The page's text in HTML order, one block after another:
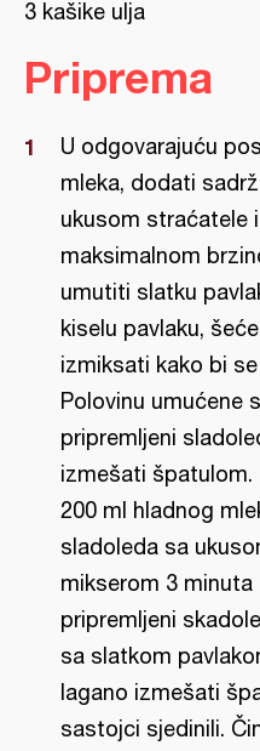
3 kašike ulja
Priprema
U odgovarajuću
mleka, dodati
ukusom straćatele
maksimalnom
umutiti slatku
kiselu pavlaku,
izmiksati kako bi
Polovinu umućene
pripremljeni
izmešati špatulom.
200 ml hladnog
sladoleda sa
mikserom 3
pripremljeni
sa slatkom
lagano izmešati
sastojci sjedinili.